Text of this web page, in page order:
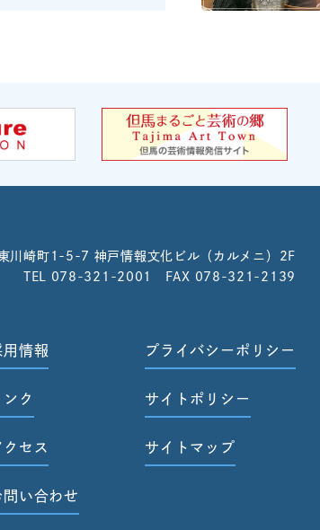
川崎町1-5-7 神戸情報文化ビル（カルメニ）2F
TEL 078-321-2001 FAX 078-321-2139
用情報
ンク
クセス
問い合わせ
プライバシーポリシー
サイトポリシー
サイトマップ